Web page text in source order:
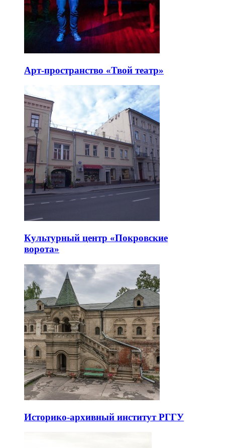
Арт-пространство «Твой театр»
Культурный центр «Покровские
ворота»
Историко-архивный институт РГГУ